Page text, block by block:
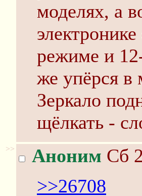
моделях, а
режиме и
же упёрся в
Зеркало
щёлкать -
>> Аноним Сб
>>26708